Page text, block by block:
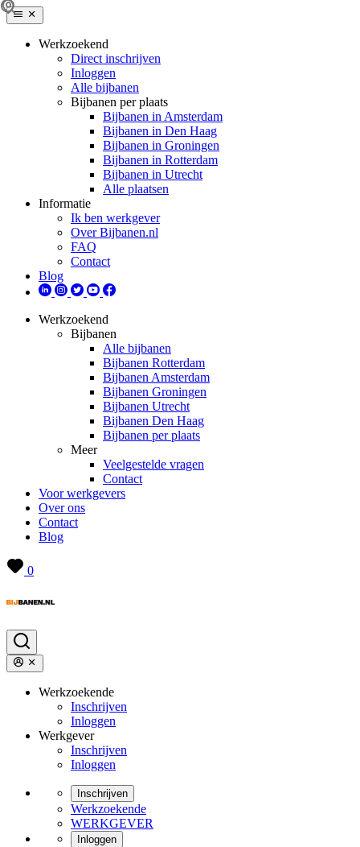
Werkzoekend
Direct inschrijven
Inloggen
Alle bijbanen
Bijbanen per plaats
Bijbanen in Amsterdam
Bijbanen in Den Haag
Bijbanen in Groningen
Bijbanen in Rotterdam
Bijbanen in Utrecht
Alle plaatsen
Informatie
Ik ben werkgever
Over Bijbanen.nl
FAQ
Contact
Blog
Werkzoekend
Bijbanen
Alle bijbanen
Bijbanen Rotterdam
Bijbanen Amsterdam
Bijbanen Groningen
Bijbanen Utrecht
Bijbanen Den Haag
Bijbanen per plaats
Meer
Veelgestelde vragen
Contact
Voor werkgevers
Over ons
Contact
Blog
0
Werkzoekende
Inschrijven
Inloggen
Werkgever
Inschrijven
Inloggen
Inschrijven
Werkzoekende
WERKGEVER
Inloggen